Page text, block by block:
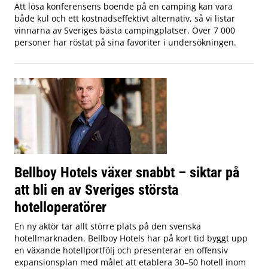
Att lösa konferensens boende på en camping kan vara
både kul och ett kostnadseffektivt alternativ, så vi listar
vinnarna av Sveriges bästa campingplatser. Över 7 000
personer har röstat på sina favoriter i undersökningen.
Bellboy Hotels växer snabbt – siktar på
att bli en av Sveriges största
hotelloperatörer
En ny aktör tar allt större plats på den svenska
hotellmarknaden. Bellboy Hotels har på kort tid byggt upp
en växande hotellportfölj och presenterar en offensiv
expansionsplan med målet att etablera 30–50 hotell inom